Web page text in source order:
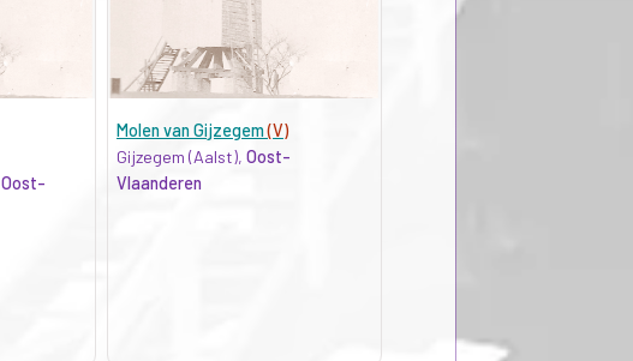
Oost-
Molen van Gijzegem(V)
Gijzegem (Aalst), Oost-
Vlaanderen